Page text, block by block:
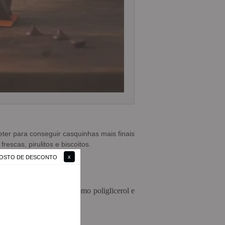
DE DESCONTO
para conseguir casquinhas mais finais
pirulitos e biscoitos.
interesterificado como poliglicerol e